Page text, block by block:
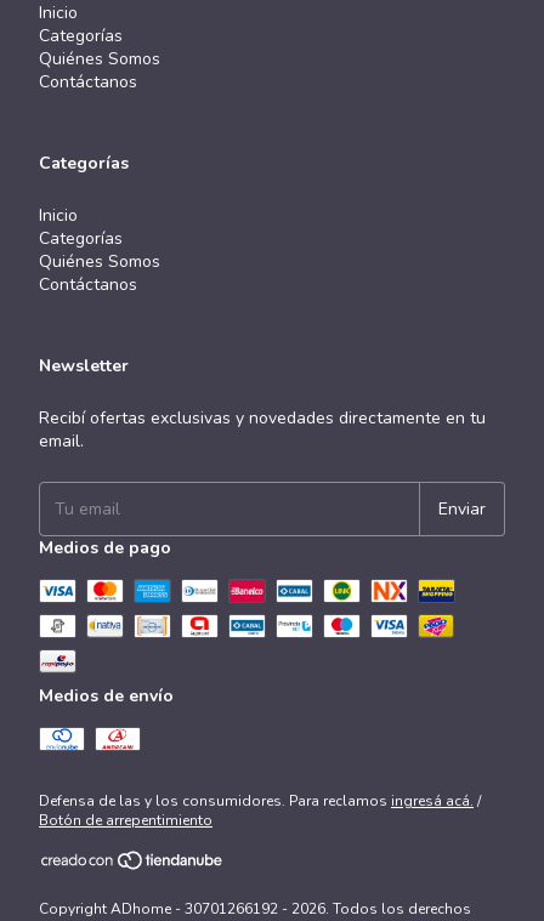
Inicio
Categorías
Quiénes Somos
Contáctanos
Categorías
Inicio
Categorías
Quiénes Somos
Contáctanos
Newsletter
Recibí ofertas exclusivas y novedades directamente en tu
email.
Medios de pago
Medios de envío
Defensa de las y los consumidores. Para reclamos ingresá acá. /
Botón de arrepentimiento
Copyright ADhome - 30701266192 - 2026. Todos los derechos